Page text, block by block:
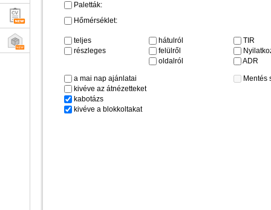
Paletták:
Hőmérséklet:
teljes
részleges
hátulról
felülről
oldalról
TIR
ADR
a mai nap ajánlatai
kivéve az átnézetteket
kabotázs
kivéve a blokkoltakat
Mentés